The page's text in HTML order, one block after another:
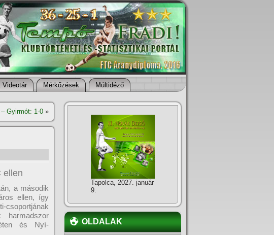
Videotár Mérkőzések Múltidéző
Gyirmót: 1-0 »
ellen
a második
ellen, í­gy
csoportjának
harmadszor
és Nyí­
Tapolca, 2027. január
9.
OLDALAK